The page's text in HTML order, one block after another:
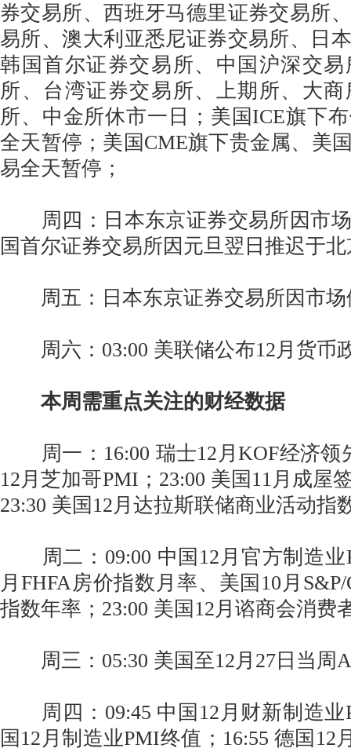
券交易所、西班牙马德里证券交易所
易所、澳大利亚悉尼证券交易所、日
韩国首尔证券交易所、中国沪深交
所、台湾证券交易所、上期所、大
所、中金所休市一日；美国ICE旗下
全天暂停；美国CME旗下贵金属、美
易全天暂停；
周四：日本东京证券交易所因市场
国首尔证券交易所因元旦翌日推迟于
周五：日本东京证券交易所因市场
周六：03:00 美联储公布12月货币
本周需重点关注的财经数据
周一：16:00 瑞士12月KOF经济领
12月芝加哥PMI；23:00 美国11月成屋
23:30 美国12月达拉斯联储商业活动指
周二：09:00 中国12月官方制造业
月FHFA房价指数月率、美国10月
指数年率；23:00 美国12月谘商会消费
周三：05:30 美国至12月27日当周
周四：09:45 中国12月财新制造业
国12月制造业PMI终值；16:55 德国12